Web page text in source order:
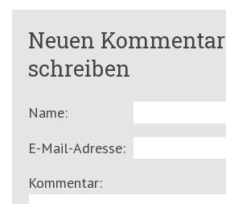
Neuen Kommentar
schreiben
Name:
E-Mail-Adresse:
Kommentar: